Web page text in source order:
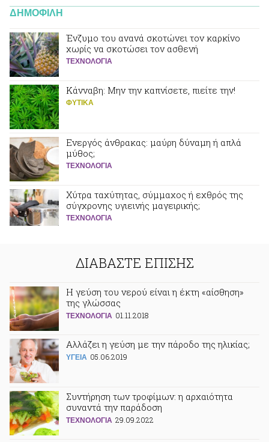
ΔΗΜΟΦΙΛΗ
Ένζυμο του ανανά σκοτώνει τον καρκίνο
χωρίς να σκοτώσει τον ασθενή
ΤΕΧΝΟΛΟΓΙΑ
Κάνναβη: Μην την καπνίσετε, πιείτε την!
ΦΥΤΙΚA
Ενεργός άνθρακας: μαύρη δύναμη ή απλά
μύθος;
ΤΕΧΝΟΛΟΓΙΑ
Χύτρα ταχύτητας, σύμμαχος ή εχθρός της
σύγχρονης υγιεινής μαγειρικής;
ΤΕΧΝΟΛΟΓΙΑ
ΔΙΑΒΑΣΤΕ ΕΠΙΣΗΣ
Η γεύση του νερού είναι η έκτη «αίσθηση»
της γλώσσας
ΤΕΧΝΟΛΟΓΙΑ 01.11.2018
Αλλάζει η γεύση με την πάροδο της ηλικίας;
ΥΓΕΙΑ 05.06.2019
Συντήρηση των τροφίμων: η αρχαιότητα
συναντά την παράδοση
ΤΕΧΝΟΛΟΓΙΑ 29.09.2022